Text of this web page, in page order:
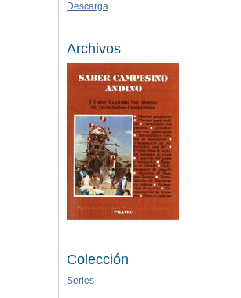
Descarga
Archivos
Colección
Series